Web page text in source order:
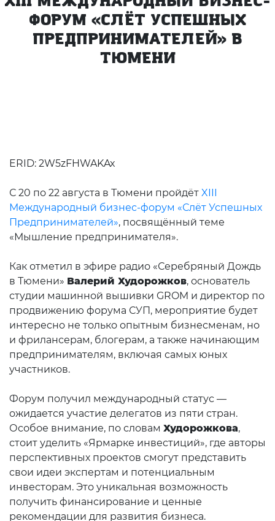
ФОРУМ «СЛЁТ УСПЕШНЫХ
ПРЕДПРИНИМАТЕЛЕЙ» В
ТЮМЕНИ
ERID: 2W5zFHWAKAx
С 20 по 22 августа в Тюмени пройдёт XIII
Международный бизнес-форум «Слёт Успешных
Предпринимателей», посвящённый теме
«Мышление предпринимателя».
Как отметил в эфире радио «Серебряный Дождь
в Тюмени» Валерий Худорожков, основатель
студии машинной вышивки GROM и директор по
продвижению форума СУП, мероприятие будет
интересно не только опытным бизнесменам, но
и фрилансерам, блогерам, а также начинающим
предпринимателям, включая самых юных
участников.
Форум получил международный статус —
ожидается участие делегатов из пяти стран.
Особое внимание, по словам Худорожкова,
стоит уделить «Ярмарке инвестиций», где авторы
перспективных проектов смогут представить
свои идеи экспертам и потенциальным
инвесторам. Это уникальная возможность
получить финансирование и ценные
рекомендации для развития бизнеса.